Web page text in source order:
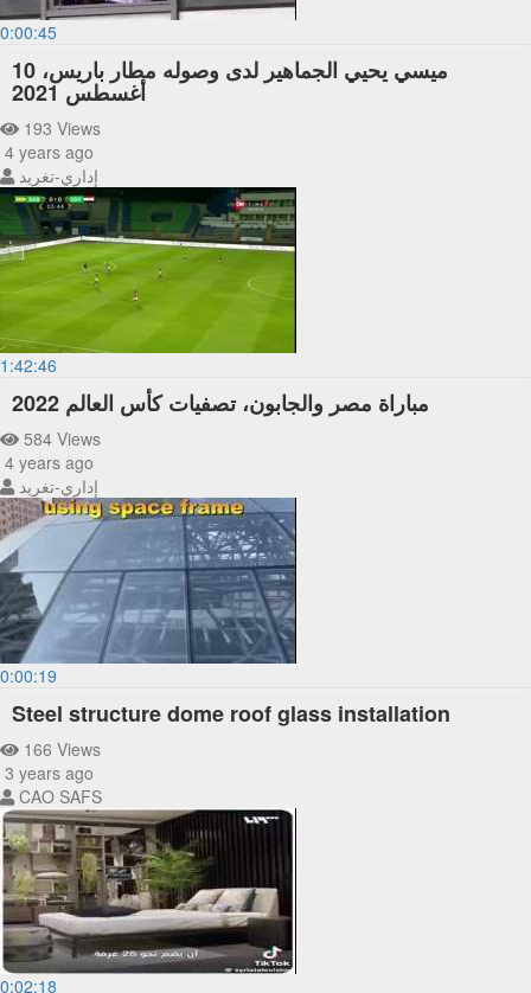
0:00:45
ميسي يحيي الجماهير لدى وصوله مطار باريس، 10
أغسطس 2021
193 Views
4 years ago
إداري-تغريد
1:42:46
مباراة مصر والجابون، تصفيات كأس العالم 2022
584 Views
4 years ago
إداري-تغريد
0:00:19
Steel structure dome roof glass installation
166 Views
3 years ago
CAO SAFS
0:02:18